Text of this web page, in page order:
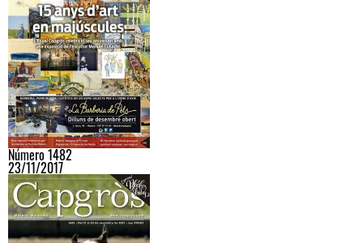
Número 1482
23/11/2017